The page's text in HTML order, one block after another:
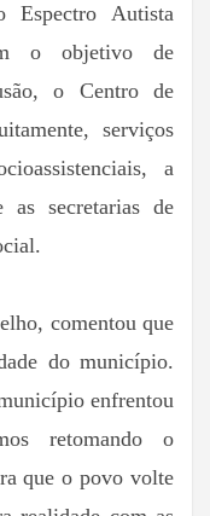
Espectro Autista
o objetivo de
o Centro de
serviços
a
secretarias de
comentou que
do município.
enfrentou
retomando o
que o povo volte